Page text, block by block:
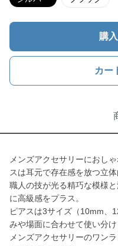
購
カー
メンズアクセサリーにおし
スは耳元で存在感を放つ立
職人の技が光る精巧な模様
に高級感をプラス。
ピアスは3サイズ（10mm、
みや場面に合わせて使い分け
メンズアクセサリーのワン